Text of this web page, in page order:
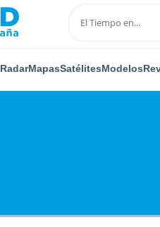
RadarMapasSatélitesModelos